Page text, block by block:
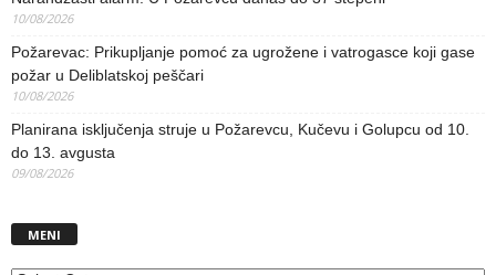
10/08/2026
Požarevac: Prikupljanje pomoć za ugrožene i vatrogasce koji gase
požar u Deliblatskoj peščari
10/08/2026
Planirana isključenja struje u Požarevcu, Kučevu i Golupcu od 10.
do 13. avgusta
09/08/2026
MENI